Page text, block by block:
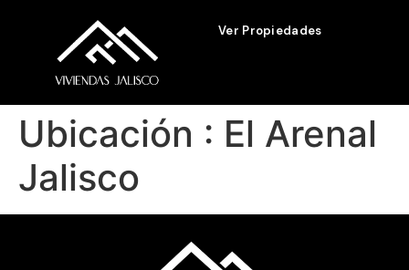
Ver Propiedades
Ubicación : El Arenal
Jalisco